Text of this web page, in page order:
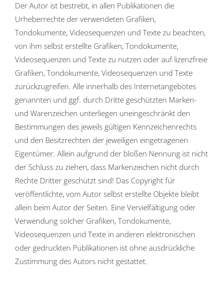
Der Autor ist bestrebt, in allen Publikationen die
Urheberrechte der verwendeten Grafiken,
Tondokumente, Videosequenzen und Texte zu beachten,
von ihm selbst erstellte Grafiken, Tondokumente,
Videosequenzen und Texte zu nutzen oder auf lizenzfreie
Grafiken, Tondokumente, Videosequenzen und Texte
zurückzugreifen. Alle innerhalb des Internetangebotes
genannten und ggf. durch Dritte geschützten Marken-
und Warenzeichen unterliegen uneingeschränkt den
Bestimmungen des jeweils gültigen Kennzeichenrechts
und den Besitzrechten der jeweiligen eingetragenen
Eigentümer. Allein aufgrund der bloßen Nennung ist nicht
der Schluss zu ziehen, dass Markenzeichen nicht durch
Rechte Dritter geschützt sind! Das Copyright für
veröffentlichte, vom Autor selbst erstellte Objekte bleibt
allein beim Autor der Seiten. Eine Vervielfältigung oder
Verwendung solcher Grafiken, Tondokumente,
Videosequenzen und Texte in anderen elektronischen
oder gedruckten Publikationen ist ohne ausdrückliche
Zustimmung des Autors nicht gestattet.